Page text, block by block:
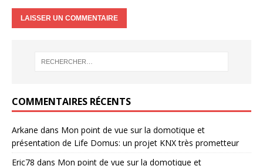
COMMENTAIRES RÉCENTS
Arkane dans Mon point de vue sur la domotique et
présentation de Life Domus: un projet KNX très prometteur
Eric78 dans Mon point de vue sur la domotique et